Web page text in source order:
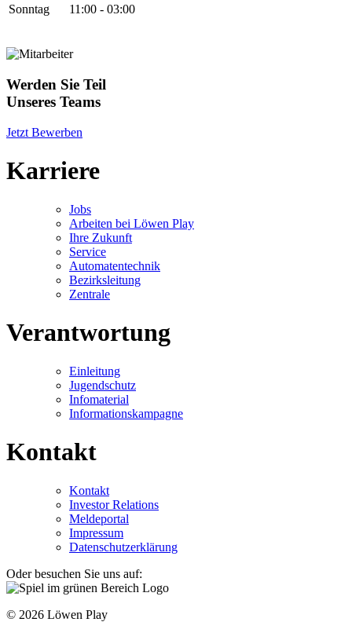
Sonntag
11:00 - 03:00
Werden Sie Teil
Unseres Teams
Jetzt Bewerben
Karriere
Jobs
Arbeiten bei Löwen Play
Ihre Zukunft
Service
Automatentechnik
Bezirksleitung
Zentrale
Verantwortung
Einleitung
Jugendschutz
Infomaterial
Informationskampagne
Kontakt
Kontakt
Investor Relations
Meldeportal
Impressum
Datenschutzerklärung
Oder besuchen Sie uns auf:
© 2026 Löwen Play